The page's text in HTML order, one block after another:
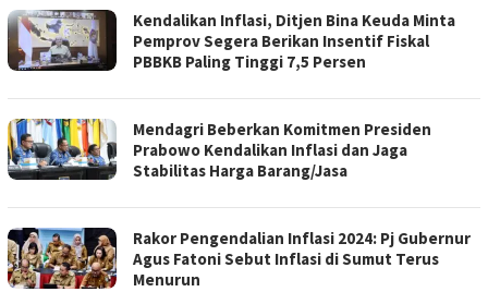
Kendalikan Inflasi, Ditjen Bina Keuda Minta
Pemprov Segera Berikan Insentif Fiskal
PBBKB Paling Tinggi 7,5 Persen
Mendagri Beberkan Komitmen Presiden
Prabowo Kendalikan Inflasi dan Jaga
Stabilitas Harga Barang/Jasa
Rakor Pengendalian Inflasi 2024: Pj Gubernur
Agus Fatoni Sebut Inflasi di Sumut Terus
Menurun